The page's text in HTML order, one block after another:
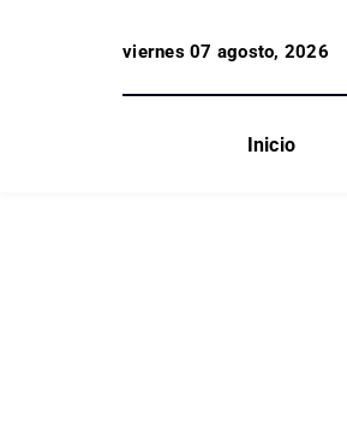
viernes 07 agosto, 2026
Inicio